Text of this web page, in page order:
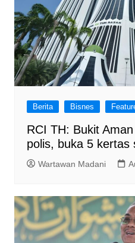
Berita Bisnes
RCI TH: Bukit
polis, buka 5 kertas
Wartawan Madani